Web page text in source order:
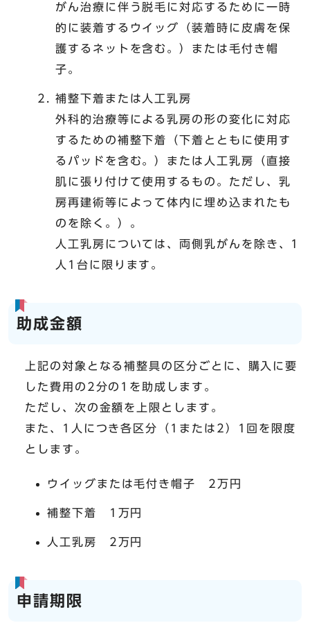
がん治療に伴う脱毛に対応するために一時
的に装着するウイッグ（装着時に皮膚を保
護するネットを含む。）または毛付き帽
子。
補整下着または人工乳房
外科的治療等による乳房の形の変化に対応
するための補整下着（下着とともに使用す
るパッドを含む。）または人工乳房（直接
肌に張り付けて使用するもの。ただし、乳
房再建術等によって体内に埋め込まれたも
のを除く。）。
人工乳房については、両側乳がんを除き、1
人1台に限ります。
助成金額
上記の対象となる補整具の区分ごとに、購入に要
した費用の2分の1を助成します。
ただし、次の金額を上限とします。
また、1人につき各区分（1または2）1回を限度
とします。
ウイッグまたは毛付き帽子 2万円
補整下着 1万円
人工乳房 2万円
​申請期限